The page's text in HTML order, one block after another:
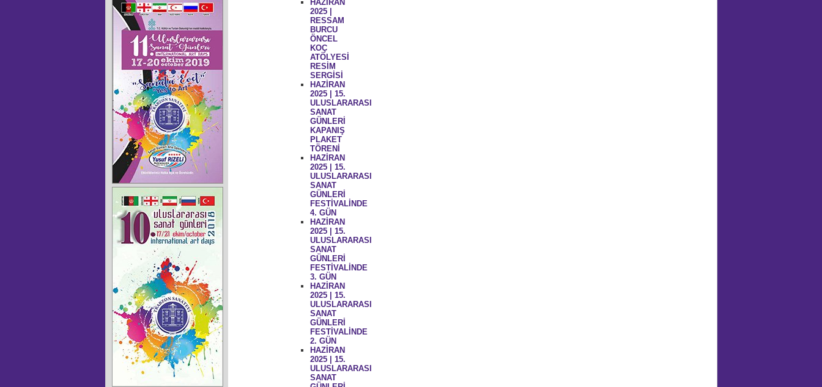
HAZİRAN
2025 |
RESSAM
BURCU
ÖNCEL
KOÇ
ATÖLYESİ
RESİM
SERGİSİ
HAZİRAN
2025 | 15.
ULUSLARARASI
SANAT
GÜNLERİ
KAPANIŞ
PLAKET
TÖRENİ
HAZİRAN
2025 | 15.
ULUSLARARASI
SANAT
GÜNLERİ
FESTİVALİNDE
4. GÜN
HAZİRAN
2025 | 15.
ULUSLARARASI
SANAT
GÜNLERİ
FESTİVALİNDE
3. GÜN
HAZİRAN
2025 | 15.
ULUSLARARASI
SANAT
GÜNLERİ
FESTİVALİNDE
2. GÜN
HAZİRAN
2025 | 15.
ULUSLARARASI
SANAT